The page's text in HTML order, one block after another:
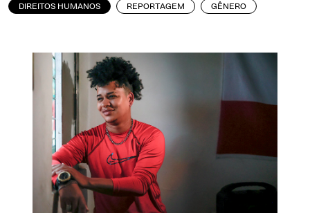
DIREITOS HUMANOS REPORTAGEM GÊNERO